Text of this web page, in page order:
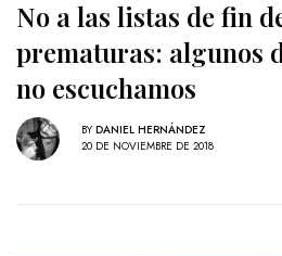
No a las listas de fin
prematuras: algunos
no escuchamos
BY DANIEL HERNÁNDEZ
20 DE NOVIEMBRE DE 2018